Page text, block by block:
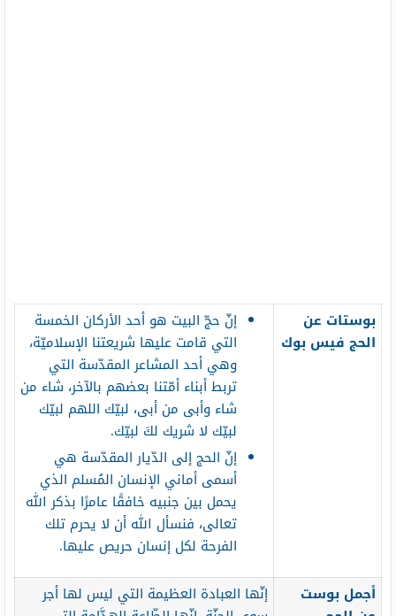
بوستات عن
الحج فيس بوك
إنّ حجّ البيت هو أحد الأركان الخمسة
التي قامت عليها شريعتنا الإسلاميّة،
وهي أحد المشاعر المقدّسة التي
تربط أبناء أمّتنا بعضهم بالآخر، شاء من
شاء وأبى من أبى، لبيّك اللهم لبيّك
لبيّك لا شريك لكَ لبيّك.
إنّ الحج إلى الدّيار المقدّسة هي
أسمى أماني الإنسان المُسلم الذي
يحمل بين جنبيه خافقًا عامرًا بذكر الله
تعالى، فنسأل الله أن لا يحرم تلك
الفرحة لكل إنسان حريص عليها.
أجمل بوست
إنّها العبادة العظيمة التي ليس لها أجر